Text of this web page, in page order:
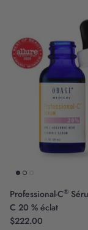
Innovation
Professional-C®
C 20 % éclat
$222.00